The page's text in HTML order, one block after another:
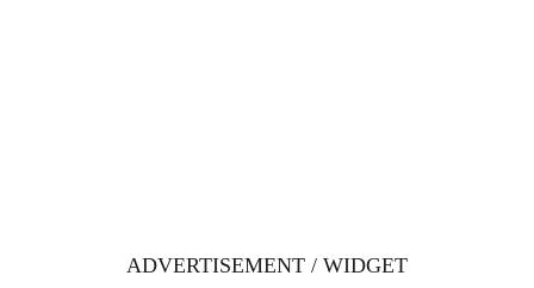
ADVERTISEMENT / WIDGET